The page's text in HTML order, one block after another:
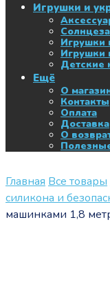
Игрушки и
Игрушки
Игрушки
Детские
Ещё
О
Контакты
Оплата
Доставка
О
Главная Все товары
силикона и
машинками 1,8